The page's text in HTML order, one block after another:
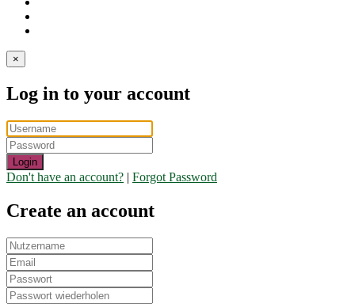
×
Log in to your account
Login
Don't have an account? | Forgot Password
Create an account